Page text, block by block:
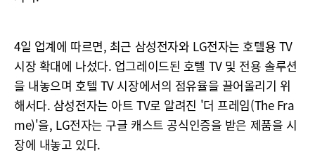
4일 업계에 따르면, 최근 삼성전자와 LG전자는 호텔용 TV
시장 확대에 나섰다. 업그레이드된 호텔 TV 및 전용 솔루션
을 내놓으며 호텔 TV 시장에서의 점유율을 끌어올리기 위
해서다. 삼성전자는 아트 TV로 알려진 '더 프레임(The Fra
me)'을, LG전자는 구글 캐스트 공식인증을 받은 제품을 시
장에 내놓고 있다.